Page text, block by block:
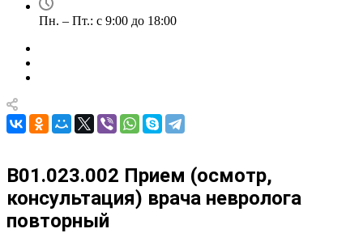
Пн. – Пт.: с 9:00 до 18:00
В01.023.002 Прием (осмотр,
консультация) врача невролога
повторный